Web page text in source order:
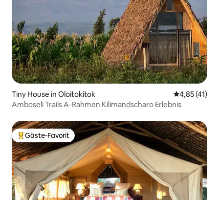
Tiny House in Oloitokitok
4,85 (41)
Amboseli Trails A-Rahmen Kilimandscharo Erlebnis
Beliebter Gäste-Favorit.
Gäste-Favorit